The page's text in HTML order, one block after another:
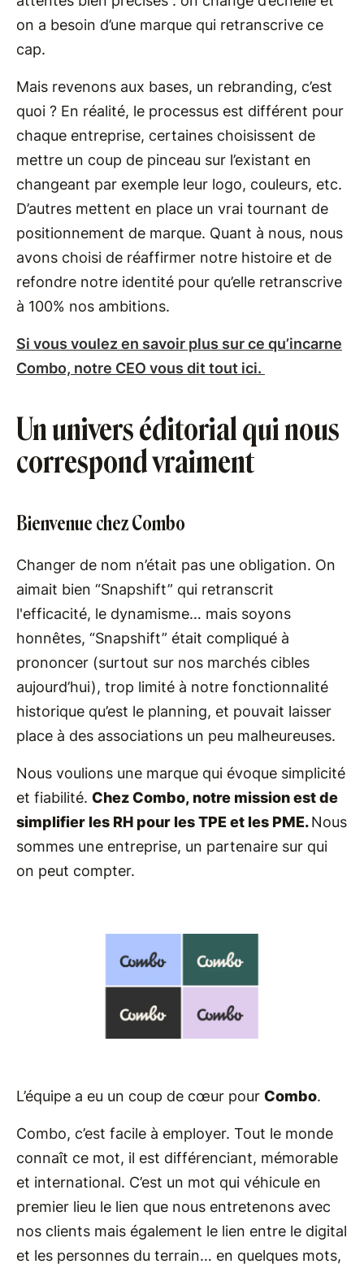
on a besoin d’une marque qui retranscrive ce
cap.
Mais revenons aux bases, un rebranding, c’est
quoi ? En réalité, le processus est différent pour
chaque entreprise, certaines choisissent de
mettre un coup de pinceau sur l’existant en
changeant par exemple leur logo, couleurs, etc.
D’autres mettent en place un vrai tournant de
positionnement de marque. Quant à nous, nous
avons choisi de réaffirmer notre histoire et de
refondre notre identité pour qu’elle retranscrive
à 100% nos ambitions.
Si vous voulez en savoir plus sur ce qu’incarne
Combo, notre CEO vous dit tout ici.
Un univers éditorial qui nous
correspond vraiment
Bienvenue chez Combo
Changer de nom n’était pas une obligation. On
aimait bien “Snapshift” qui retranscrit
l'efficacité, le dynamisme… mais soyons
honnêtes, “Snapshift” était compliqué à
prononcer (surtout sur nos marchés cibles
aujourd’hui), trop limité à notre fonctionnalité
historique qu’est le planning, et pouvait laisser
place à des associations un peu malheureuses.
Nous voulions une marque qui évoque simplicité
et fiabilité. Chez Combo, notre mission est de
simplifier les RH pour les TPE et les PME.Nous
sommes une entreprise, un partenaire sur qui
on peut compter.
L’équipe a eu un coup de cœur pour Combo.
Combo, c’est facile à employer. Tout le monde
connaît ce mot, il est différenciant, mémorable
et international. C’est un mot qui véhicule en
premier lieu le lien que nous entretenons avec
nos clients mais également le lien entre le digital
et les personnes du terrain… en quelques mots,